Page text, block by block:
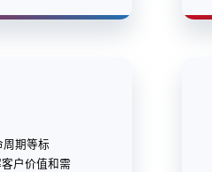
期等标
户价值和需